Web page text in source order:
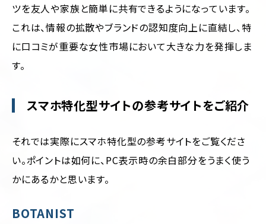
ツを友人や家族と簡単に共有できるようになっています。
これは、情報の拡散やブランドの認知度向上に直結し、特
に口コミが重要な女性市場において大きな力を発揮しま
す。
スマホ特化型サイトの参考サイトをご紹介
それでは実際にスマホ特化型の参考サイトをご覧くださ
い。ポイントは如何に、PC表示時の余白部分をうまく使う
かにあるかと思います。
BOTANIST